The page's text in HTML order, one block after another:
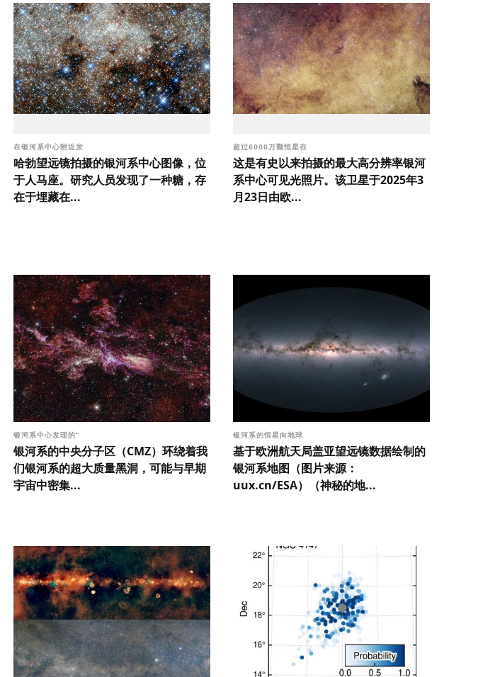
在银河系中心附近发
哈勃望远镜拍摄的银河系中心图像，位
于人马座。研究人员发现了一种糖，存
在于埋藏在...
超过6000万颗恒星在
这是有史以来拍摄的最大高分辨率银河
系中心可见光照片。该卫星于2025年3
月23日由欧...
银河系中心发现的“
银河系的中央分子区（CMZ）环绕着我
们银河系的超大质量黑洞，可能与早期
宇宙中密集...
银河系的恒星向地球
基于欧洲航天局盖亚望远镜数据绘制的
银河系地图（图片来源：
uux.cn/ESA）（神秘的地...